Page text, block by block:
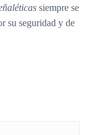
siempre se
su seguridad y de